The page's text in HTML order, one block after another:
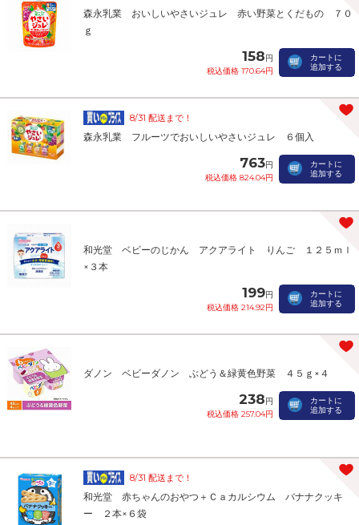
森永乳業 おいしいやさいジュレ 赤い野菜とくだもの ７０
ｇ
158円
税込価格 170.64円
カートに
追加する
8/31 配送まで！
森永乳業 フルーツでおいしいやさいジュレ ６個入
763円
税込価格 824.04円
カートに
追加する
和光堂 ベビーのじかん アクアライト りんご １２５ｍｌ
×３本
199円
税込価格 214.92円
カートに
追加する
ダノン ベビーダノン ぶどう＆緑黄色野菜 ４５ｇ×４
238円
税込価格 257.04円
カートに
追加する
8/31 配送まで！
和光堂 赤ちゃんのおやつ＋Ｃａカルシウム バナナクッキ
ー ２本×６袋